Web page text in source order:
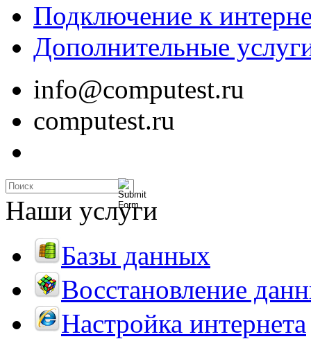
Подключение к
Дополнительные
info@computest.ru
computest.ru
Наши услуги
Базы данных
Восстановление
Настройка интернета